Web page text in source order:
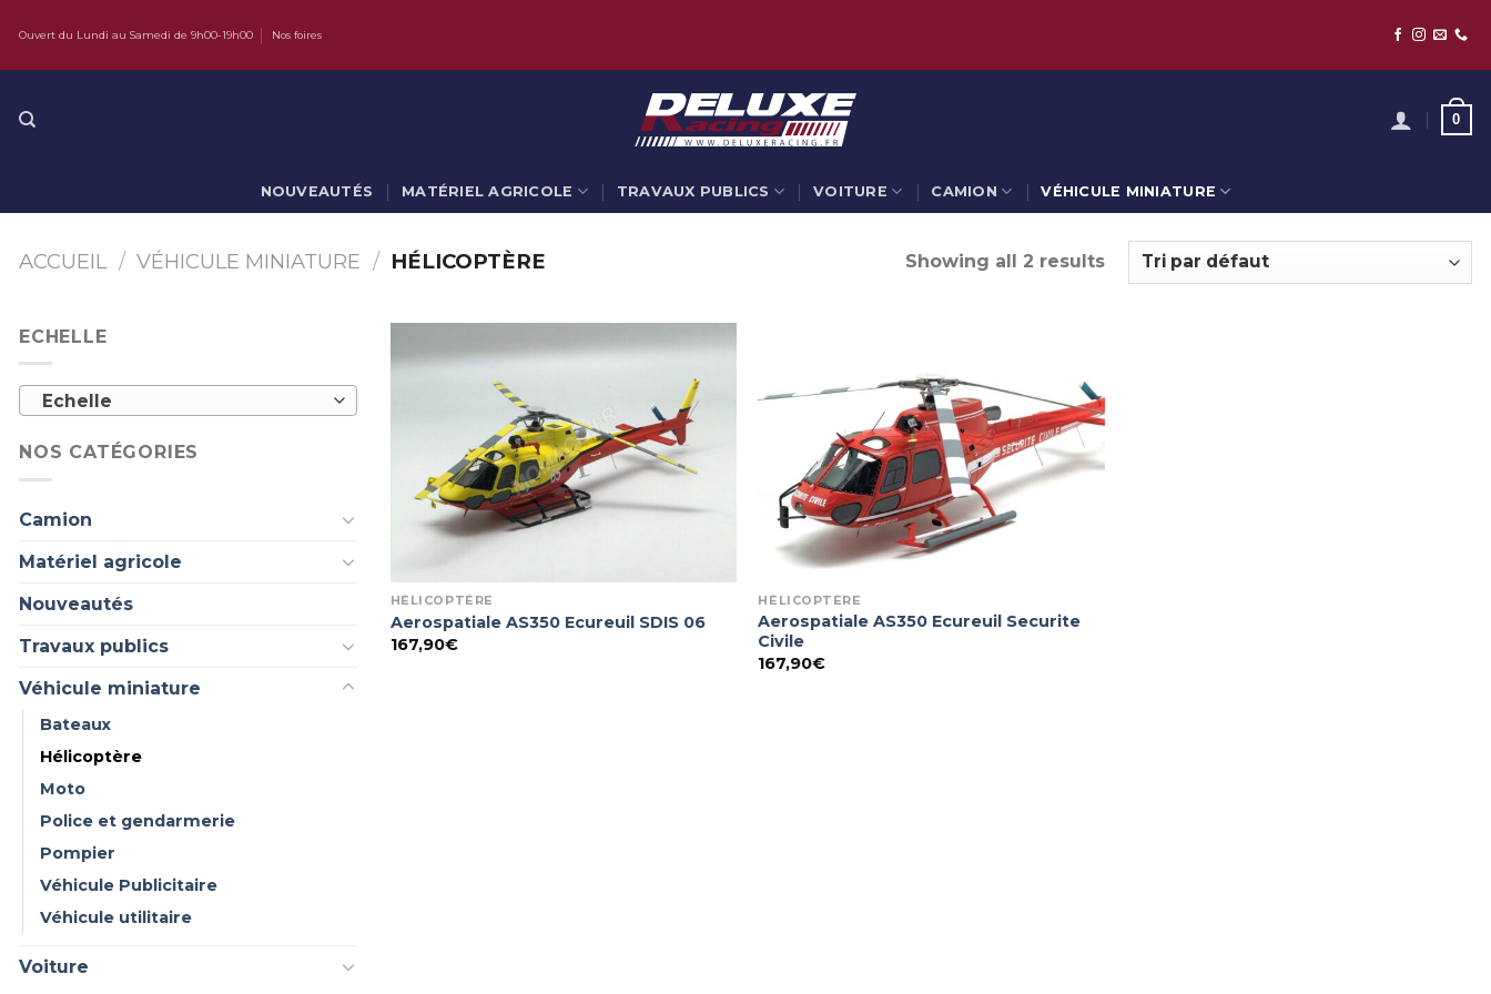
content
Ouvert du Lundi au Samedi de 9h00-19h00 Nos foires
0
NOUVEAUTÉS MATÉRIEL AGRICOLE TRAVAUX PUBLICS VOITURE CAMION VÉHICULE MINIATURE
ACCUEIL / VÉHICULE MINIATURE / HÉLICOPTÈRE Showing all 2 results
ECHELLE
Echelle
NOS CATÉGORIES
Camion
Matériel agricole
Nouveautés
Travaux publics
Véhicule miniature
Bateaux
Hélicoptère
Moto
Police et gendarmerie
Pompier
Véhicule Publicitaire
Véhicule utilitaire
Voiture
HÉLICOPTÈRE
Aerospatiale AS350 Ecureuil SDIS 06
167,90€
HÉLICOPTÈRE
Aerospatiale AS350 Ecureuil Securite
Civile
167,90€